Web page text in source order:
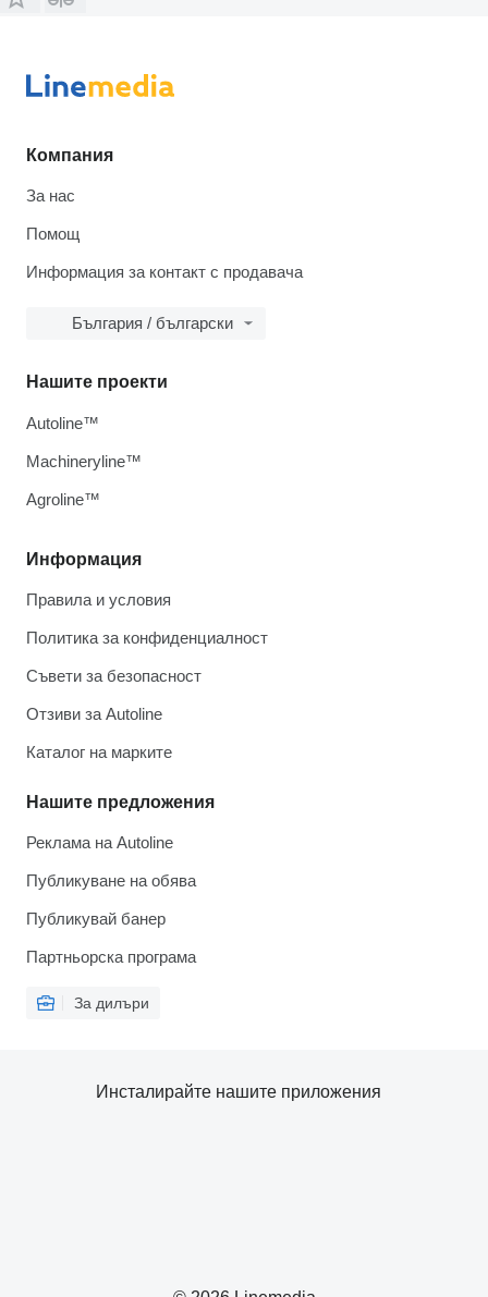
Компания
За нас
Помощ
Информация за контакт с продавача
България / български
Информация
Правила и условия
Политика за конфиденциалност
Съвети за безопасност
Отзиви за Autoline
Каталог на марките
Нашите предложения
Реклама на Autoline
Публикуване на обява
Публикувай банер
Партньорска програма
За дилъри
Нашите проекти
Autoline™
Machineryline™
Agroline™
Инсталирайте нашите приложения